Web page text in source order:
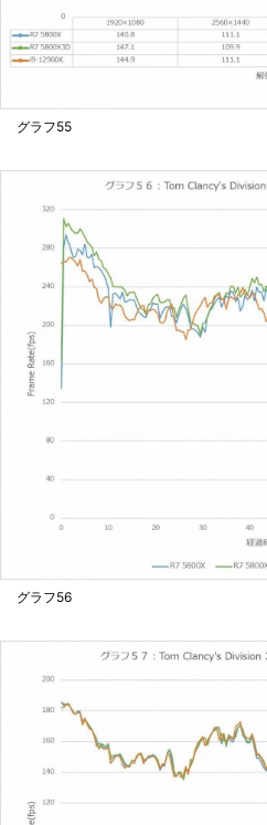
グラフ55
グラフ56